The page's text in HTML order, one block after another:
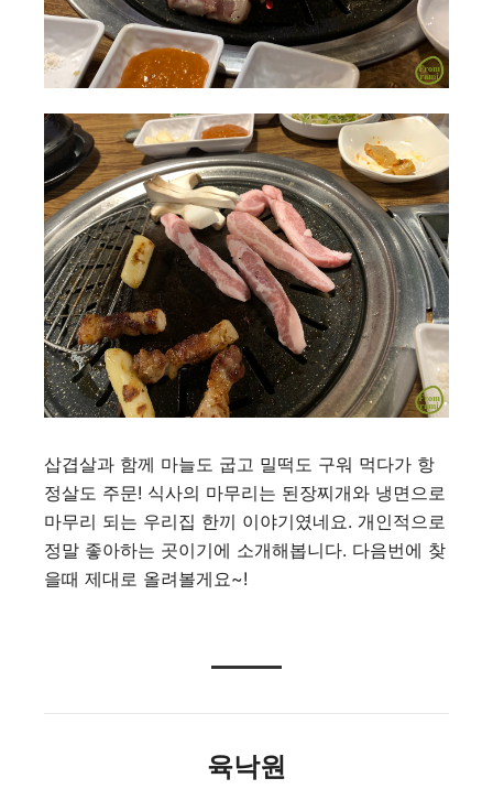
삽겹살과 함께 마늘도 굽고 밀떡도 구워 먹다가 항
정살도 주문! 식사의 마무리는 된장찌개와 냉면으로
마무리 되는 우리집 한끼 이야기였네요. 개인적으로
정말 좋아하는 곳이기에 소개해봅니다. 다음번에 찾
을때 제대로 올려볼게요~!